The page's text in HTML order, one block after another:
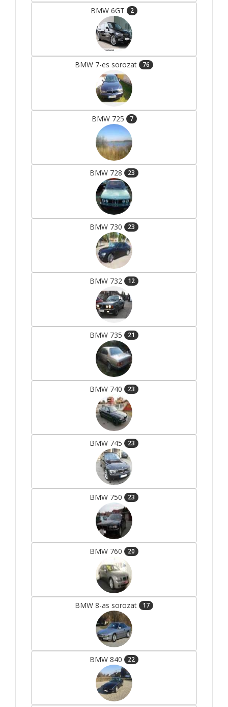
BMW 6GT 2
BMW 7-es sorozat 76
BMW 725 7
BMW 728 23
BMW 730 23
BMW 732 12
BMW 735 21
BMW 740 23
BMW 745 23
BMW 750 23
BMW 760 20
BMW 8-as sorozat 17
BMW 840 22